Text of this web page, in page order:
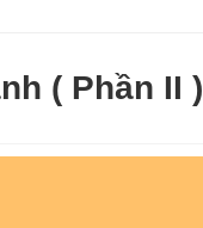
( Phần II )